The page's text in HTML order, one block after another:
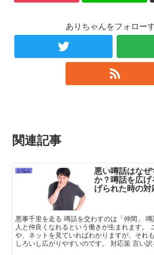
ありちゃんをフォロー
関連記事
お悩み 悪い噂話はな
か？噂話を広
げられた時の対
悪事千里を走る 噂話を交わすのは「仲間」 噂
人と仲良くなれるという働きが生まれます。
や、ネットを見ていればわかりますが、それ
しろいし広がりやすいのです。 対応策 言い